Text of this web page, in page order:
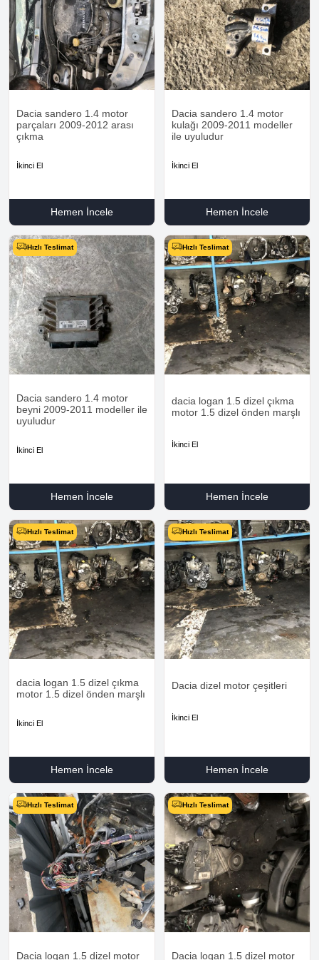
Dacia sandero 1.4 motor
parçaları 2009-2012 arası
çıkma
İkinci El
Hemen İncele
Dacia sandero 1.4 motor
kulağı 2009-2011 modeller
ile uyuludur
İkinci El
Hemen İncele
Hızlı Teslimat
Dacia sandero 1.4 motor
beyni 2009-2011 modeller ile
uyuludur
İkinci El
Hemen İncele
Hızlı Teslimat
dacia logan 1.5 dizel çıkma
motor 1.5 dizel önden marşlı
İkinci El
Hemen İncele
Hızlı Teslimat
dacia logan 1.5 dizel çıkma
motor 1.5 dizel önden marşlı
İkinci El
Hemen İncele
Hızlı Teslimat
Dacia dizel motor çeşitleri
İkinci El
Hemen İncele
Hızlı Teslimat
Dacia logan 1.5 dizel motor
Hızlı Teslimat
Dacia logan 1.5 dizel motor